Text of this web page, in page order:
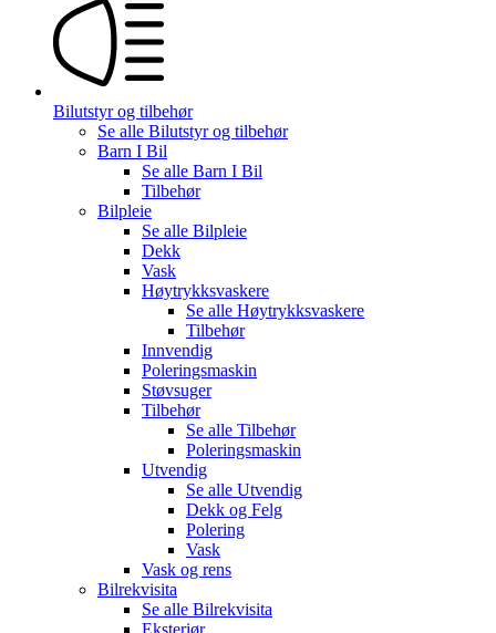
Bilutstyr og tilbehør
Se alle Bilutstyr og tilbehør
Barn I Bil
Se alle Barn I Bil
Tilbehør
Bilpleie
Se alle Bilpleie
Dekk
Vask
Høytrykksvaskere
Se alle Høytrykksvaskere
Tilbehør
Innvendig
Poleringsmaskin
Støvsuger
Tilbehør
Se alle Tilbehør
Poleringsmaskin
Utvendig
Se alle Utvendig
Dekk og Felg
Polering
Vask
Vask og rens
Bilrekvisita
Se alle Bilrekvisita
Eksteriør